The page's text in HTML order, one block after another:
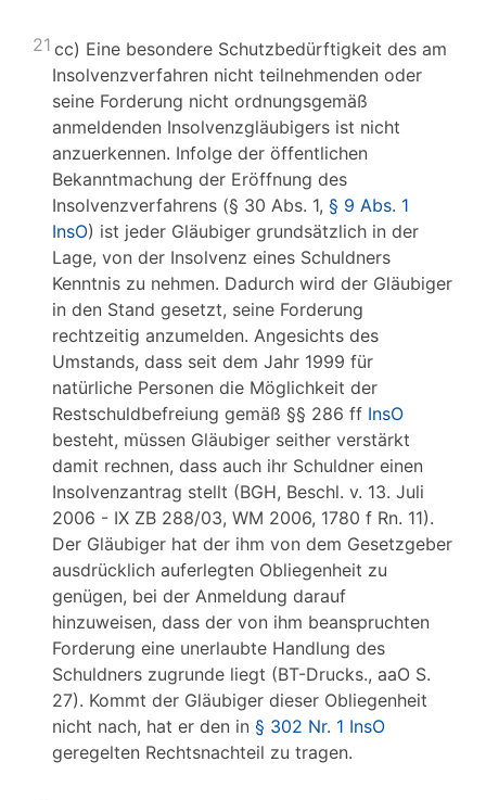
21 cc) Eine besondere Schutzbedürftigkeit des am
Insolvenzverfahren nicht teilnehmenden oder
seine Forderung nicht ordnungsgemäß
anmeldenden Insolvenzgläubigers ist nicht
anzuerkennen. Infolge der öffentlichen
Bekanntmachung der Eröffnung des
Insolvenzverfahrens (§ 30 Abs. 1, § 9 Abs. 1
InsO) ist jeder Gläubiger grundsätzlich in der
Lage, von der Insolvenz eines Schuldners
Kenntnis zu nehmen. Dadurch wird der Gläubiger
in den Stand gesetzt, seine Forderung
rechtzeitig anzumelden. Angesichts des
Umstands, dass seit dem Jahr 1999 für
natürliche Personen die Möglichkeit der
Restschuldbefreiung gemäß §§ 286 ff InsO
besteht, müssen Gläubiger seither verstärkt
damit rechnen, dass auch ihr Schuldner einen
Insolvenzantrag stellt (BGH, Beschl. v. 13. Juli
2006 - IX ZB 288/03, WM 2006, 1780 f Rn. 11).
Der Gläubiger hat der ihm von dem Gesetzgeber
ausdrücklich auferlegten Obliegenheit zu
genügen, bei der Anmeldung darauf
hinzuweisen, dass der von ihm beanspruchten
Forderung eine unerlaubte Handlung des
Schuldners zugrunde liegt (BT-Drucks., aaO S.
27). Kommt der Gläubiger dieser Obliegenheit
nicht nach, hat er den in § 302 Nr. 1 InsO
geregelten Rechtsnachteil zu tragen.